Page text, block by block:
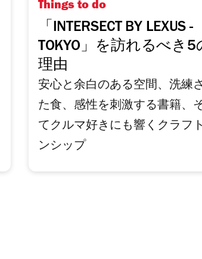
Things to do
「INTERSECT BY LEXUS -
TOKYO」を訪れるべき5
理由
安心と余白のある空間、洗練
た食、感性を刺激する書籍、
てクルマ好きにも響くクラフ
ンシップ